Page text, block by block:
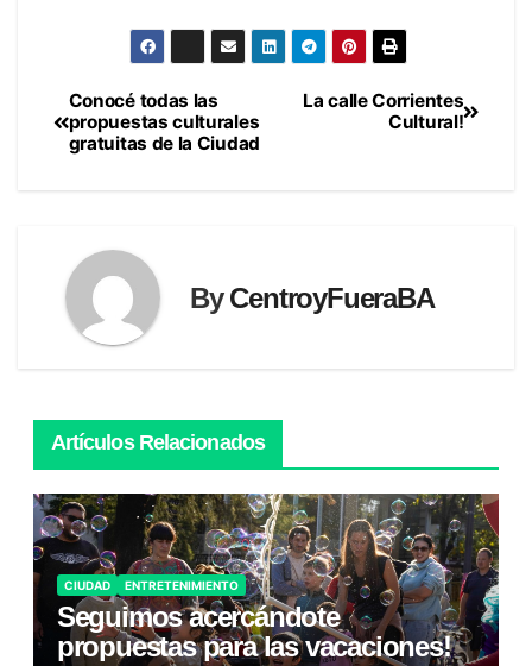
Navegación
de
La calle Corrientes
Cultural!
Conocé todas las
propuestas culturales
gratuitas de la Ciudad
ByCentroyFueraBA
Artículos Relacionados
CIUDAD ENTRETENIMIENTO
Seguimos acercándote
propuestas para las vacaciones!